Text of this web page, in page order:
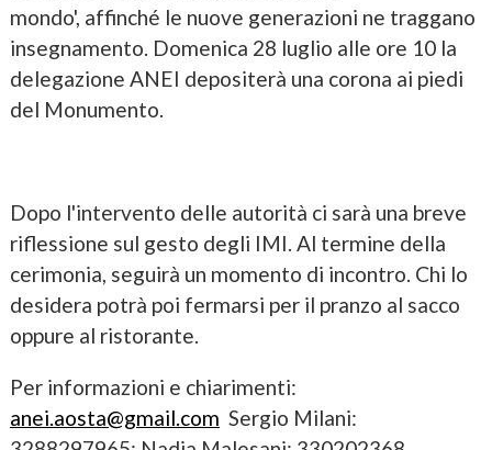
mondo', affinché le nuove generazioni ne traggano
insegnamento. Domenica 28 luglio alle ore 10 la
delegazione ANEI depositerà una corona ai piedi
del Monumento.
Dopo l'intervento delle autorità ci sarà una breve
riflessione sul gesto degli IMI. Al termine della
cerimonia, seguirà un momento di incontro. Chi lo
desidera potrà poi fermarsi per il pranzo al sacco
oppure al ristorante.
Per informazioni e chiarimenti:
anei.aosta@gmail.com Sergio Milani: